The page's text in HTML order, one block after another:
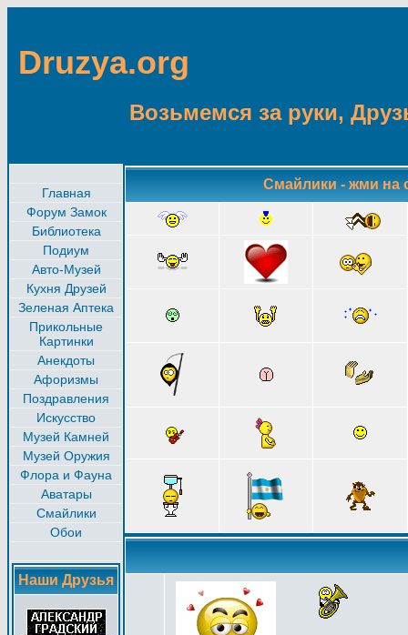
Druzya.org
Возьмемся за руки,
Главная
Форум Замок
Библиотека
Подиум
Авто-Музей
Кухня Друзей
Зеленая Аптека
Прикольные
Картинки
Анекдоты
Афоризмы
Поздравления
Искусство
Музей Камней
Музей Оружия
Флора и Фауна
Аватары
Смайлики
Обои
Наши Друзья
Смайлики - жми на